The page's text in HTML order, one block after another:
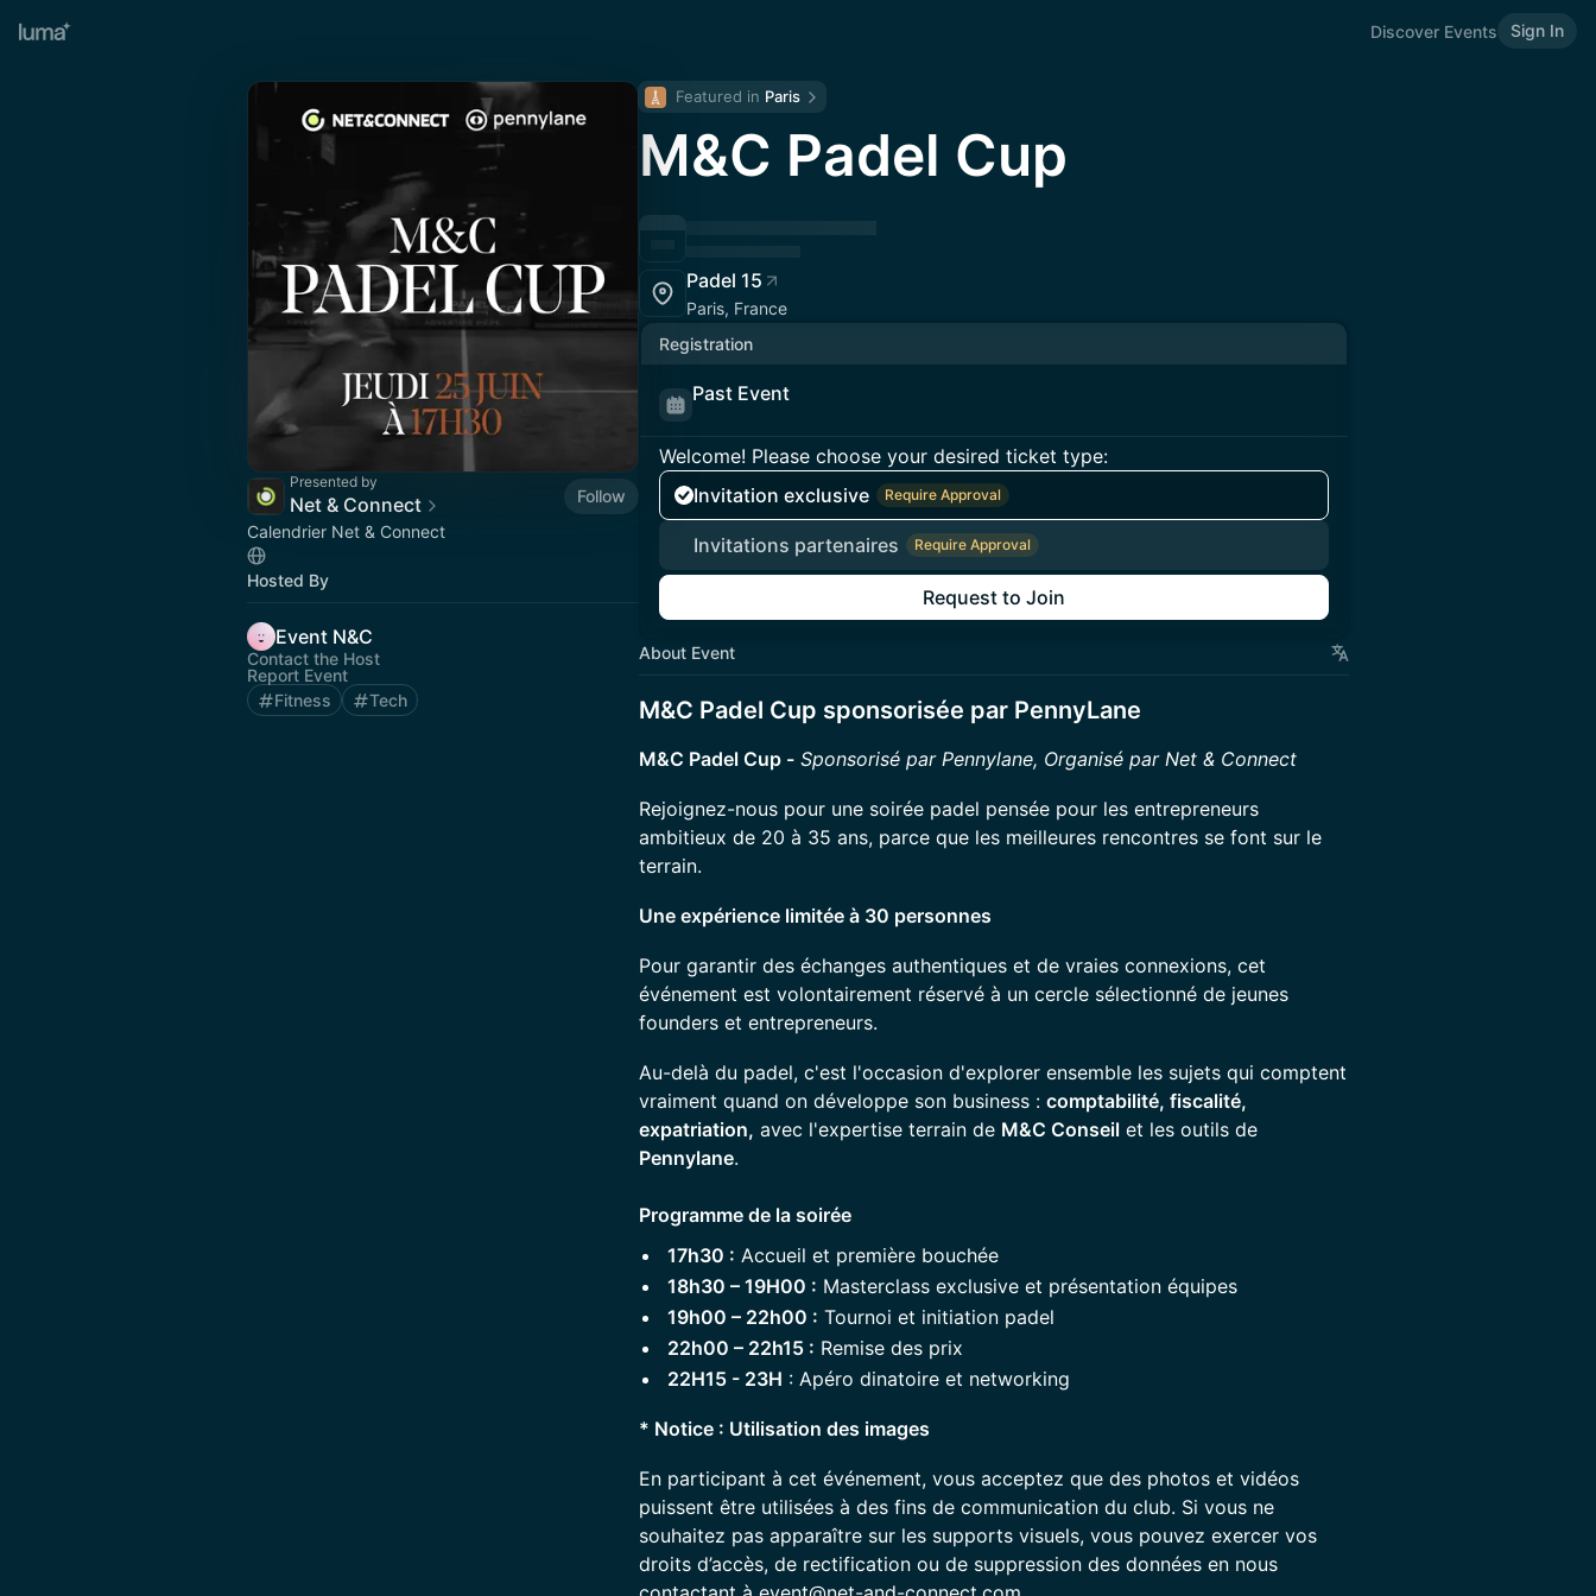
Discover Events Sign In
Presented by
Net & Connect
Follow
Calendrier Net & Connect
Hosted By
Event N&C
Contact the Host
Report Event
Fitness
Tech
Featured in Paris
M&C Padel Cup
Padel 15
Paris, France
Registration
Past Event
Welcome! Please choose your desired ticket type:
Invitation exclusive
Require Approval
Invitations partenaires Require Approval
Request to Join
About Event
M&C Padel Cup sponsorisée par PennyLane
M&C Padel Cup - Sponsorisé par Pennylane, Organisé par Net & Connect
Rejoignez-nous pour une soirée padel pensée pour les entrepreneurs
ambitieux de 20 à 35 ans, parce que les meilleures rencontres se font sur le
terrain.
Une expérience limitée à 30 personnes
Pour garantir des échanges authentiques et de vraies connexions, cet
événement est volontairement réservé à un cercle sélectionné de jeunes
founders et entrepreneurs.
Au-delà du padel, c'est l'occasion d'explorer ensemble les sujets qui comptent
vraiment quand on développe son business : comptabilité, fiscalité,
expatriation, avec l'expertise terrain de M&C Conseil et les outils de
Pennylane.
Programme de la soirée
17h30 : Accueil et première bouchée
18h30 – 19H00 : Masterclass exclusive et présentation équipes
19h00 – 22h00 : Tournoi et initiation padel
22h00 – 22h15 : Remise des prix
22H15 - 23H : Apéro dinatoire et networking
* Notice : Utilisation des images
En participant à cet événement, vous acceptez que des photos et vidéos
puissent être utilisées à des fins de communication du club. Si vous ne
souhaitez pas apparaître sur les supports visuels, vous pouvez exercer vos
droits d’accès, de rectification ou de suppression des données en nous